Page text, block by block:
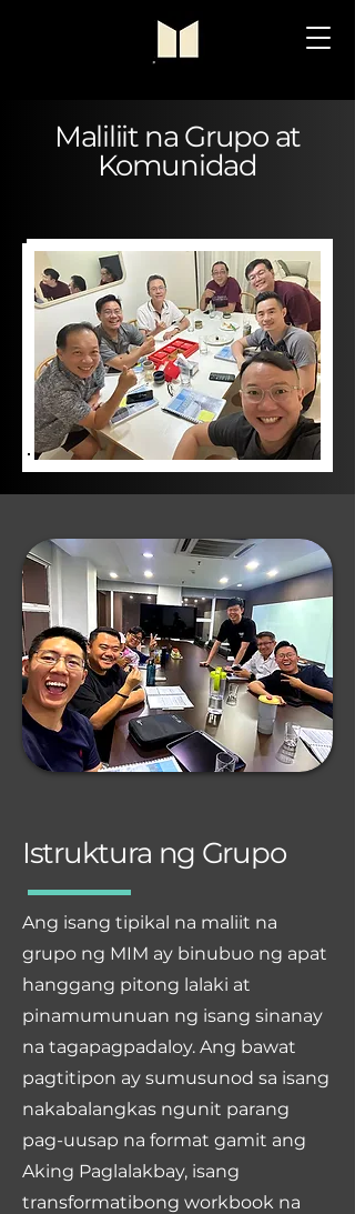
Maliliit na Grupo at
Komunidad
Istruktura ng Grupo
Ang isang tipikal na maliit na
grupo ng MIM ay binubuo ng apat
hanggang pitong lalaki at
pinamumunuan ng isang sinanay
na tagapagpadaloy. Ang bawat
pagtitipon ay sumusunod sa isang
nakabalangkas ngunit parang
pag-uusap na format gamit ang
Aking Paglalakbay, isang
transformatibong workbook na